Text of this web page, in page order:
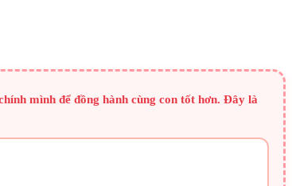
mình để đồng hành cùng con tốt hơn. Đây là